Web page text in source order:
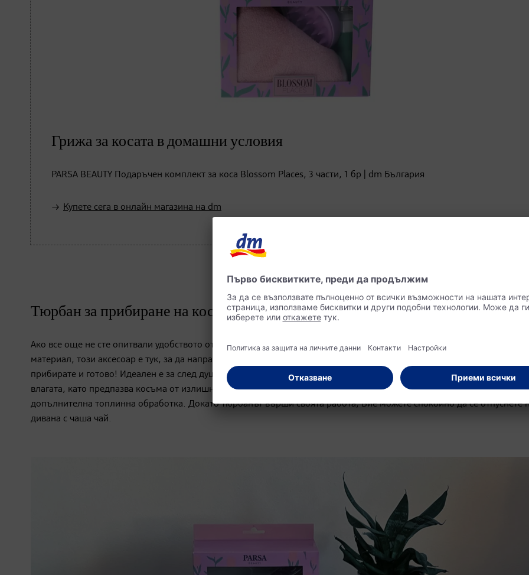
Грижа за косата в домашни условия
PARSA BEAUTY Подаръчен комплект за коса Blossom Places, 3 части, 1 бр | dm България
Купете сега в онлайн магазина на dm
Тюрбан за прибиране на косата
Ако все още не сте опитвали удобството от тюрбана за коса, време е да промените това! Изработен от мек и
материал, този аксесоар е тук, за да направи ежеднeвната грижа за косата Ви по-лесна и щадяща – просто увивате,
прибирате и готово! Идеален е за след душ или докато си правите маска или терапия за коса. Освен това абсорбира
влагата, като предпазва косъма от излишно накъсване. А най-хубавото? Косата изсъхва естествено, без да я
допълнителна топлинна обработка. Докато тюрбанът върши своята работа, Вие можете спокойно да се отпуснете
дивана с чаша чай.